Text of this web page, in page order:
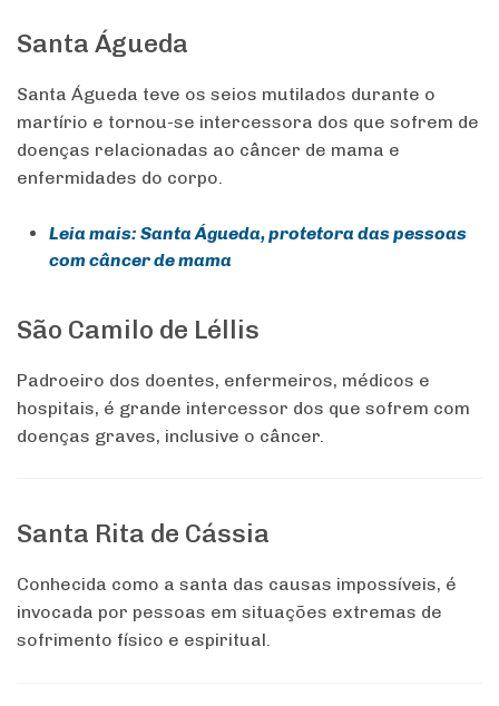
Santa Águeda
Santa Águeda teve os seios mutilados durante o
martírio e tornou-se intercessora dos que sofrem de
doenças relacionadas ao câncer de mama e
enfermidades do corpo.
Leia mais: Santa Águeda, protetora das pessoas
com câncer de mama
São Camilo de Léllis
Padroeiro dos doentes, enfermeiros, médicos e
hospitais, é grande intercessor dos que sofrem com
doenças graves, inclusive o câncer.
Santa Rita de Cássia
Conhecida como a santa das causas impossíveis, é
invocada por pessoas em situações extremas de
sofrimento físico e espiritual.